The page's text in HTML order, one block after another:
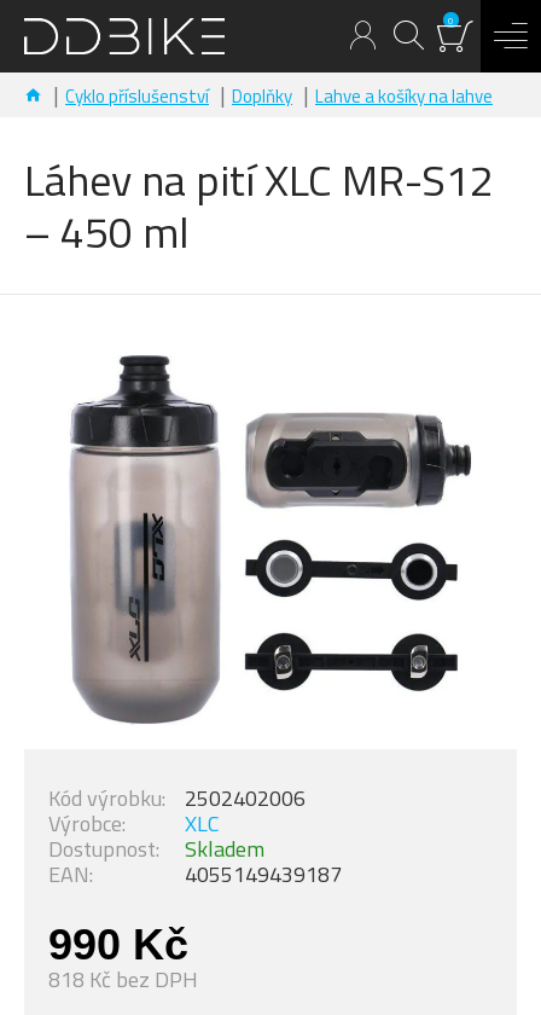
0
Cyklo příslušenství Doplňky Lahve a košíky na lahve
Láhev na pití XLC MR-S12
– 450 ml
990 Kč
818 Kč bez DPH
Dostupnost: Skladem
Výrobce: XLC
Kód výrobku: 2502402006
EAN: 4055149439187